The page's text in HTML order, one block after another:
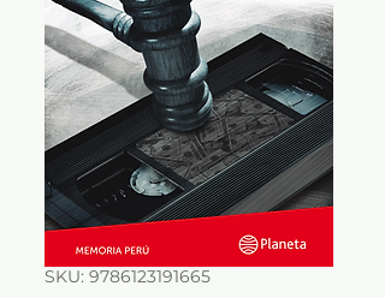
SKU: 9786123191665